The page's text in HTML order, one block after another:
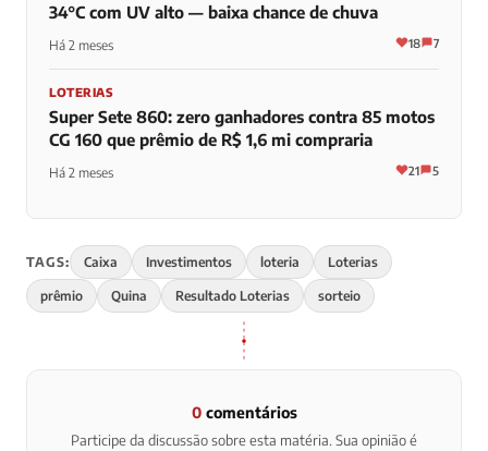
34°C com UV alto — baixa chance de chuva
Há 2 meses 18 7
LOTERIAS
Super Sete 860: zero ganhadores contra 85 motos
CG 160 que prêmio de R$ 1,6 mi compraria
Há 2 meses 21 5
TAGS: Caixa Investimentos loteria Loterias
prêmio Quina Resultado Loterias sorteio
0comentários
Participe da discussão sobre esta matéria. Sua opinião é